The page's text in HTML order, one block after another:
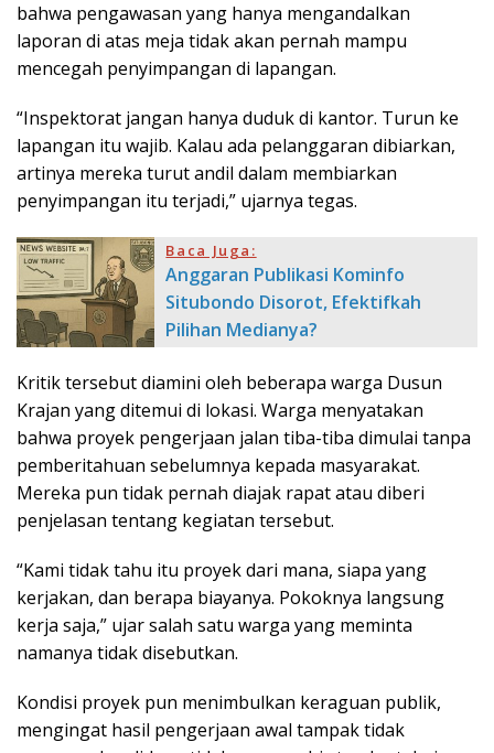
bahwa pengawasan yang hanya mengandalkan
laporan di atas meja tidak akan pernah mampu
mencegah penyimpangan di lapangan.
“Inspektorat jangan hanya duduk di kantor. Turun ke
lapangan itu wajib. Kalau ada pelanggaran dibiarkan,
artinya mereka turut andil dalam membiarkan
penyimpangan itu terjadi,” ujarnya tegas.
Baca Juga:
Anggaran Publikasi Kominfo
Situbondo Disorot, Efektifkah
Pilihan Medianya?
Kritik tersebut diamini oleh beberapa warga Dusun
Krajan yang ditemui di lokasi. Warga menyatakan
bahwa proyek pengerjaan jalan tiba-tiba dimulai tanpa
pemberitahuan sebelumnya kepada masyarakat.
Mereka pun tidak pernah diajak rapat atau diberi
penjelasan tentang kegiatan tersebut.
“Kami tidak tahu itu proyek dari mana, siapa yang
kerjakan, dan berapa biayanya. Pokoknya langsung
kerja saja,” ujar salah satu warga yang meminta
namanya tidak disebutkan.
Kondisi proyek pun menimbulkan keraguan publik,
mengingat hasil pengerjaan awal tampak tidak